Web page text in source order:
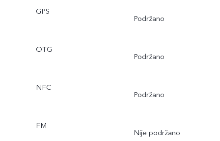
GPS
Podržano
OTG
Podržano
NFC
Podržano
FM
Nije podržano